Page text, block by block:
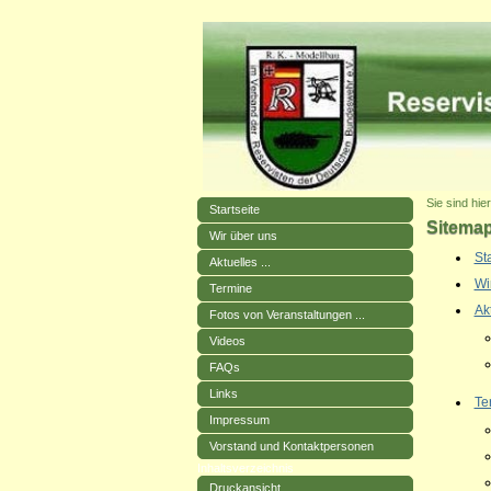
Startseite
Wir über uns
Aktuelles ...
Termine
Fotos von Veranstaltungen ...
Videos
FAQs
Links
Impressum
Vorstand und Kontaktpersonen
Inhaltsverzeichnis
Druckansicht
Sie sind